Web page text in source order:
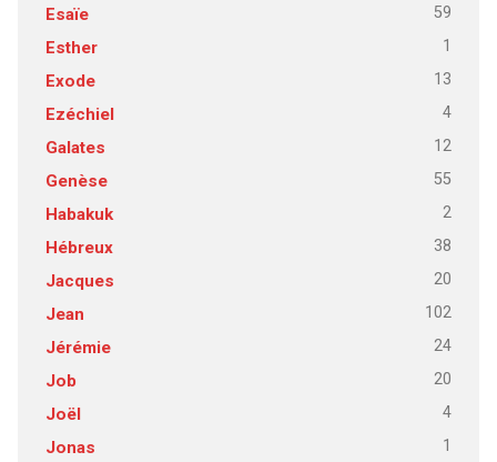
Esaïe 59
Esther 1
Exode 13
Ezéchiel 4
Galates 12
Genèse 55
Habakuk 2
Hébreux 38
Jacques 20
Jean 102
Jérémie 24
Job 20
Joël 4
Jonas 1